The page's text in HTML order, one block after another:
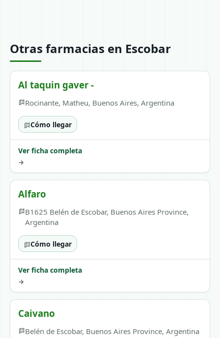
Otras farmacias en Escobar
Al taquin gaver -
Rocinante, Matheu, Buenos Aires, Argentina
Cómo llegar
Ver ficha completa
→
Alfaro
B1625 Belén de Escobar, Buenos Aires Province,
Argentina
Cómo llegar
Ver ficha completa
→
Caivano
Belén de Escobar, Buenos Aires Province, Argentina